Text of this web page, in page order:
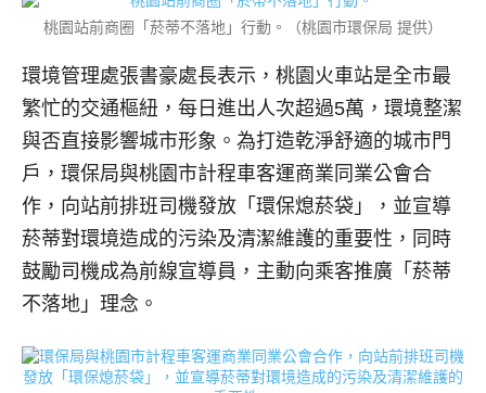
桃園站前商圈「菸蒂不落地」行動。（桃園市環保局 提供）
環境管理處張書豪處長表示，桃園火車站是全市最
繁忙的交通樞紐，每日進出人次超過5萬，環境整潔
與否直接影響城市形象。為打造乾淨舒適的城市門
戶，環保局與桃園市計程車客運商業同業公會合
作，向站前排班司機發放「環保熄菸袋」，並宣導
菸蒂對環境造成的污染及清潔維護的重要性，同時
鼓勵司機成為前線宣導員，主動向乘客推廣「菸蒂
不落地」理念。